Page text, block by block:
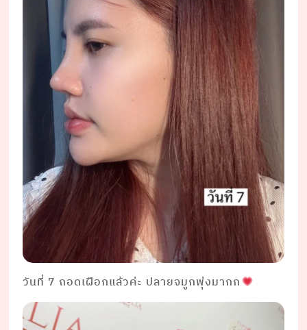
วันที่ 7 ถอดเฝือกแล้วค่ะ ปลายจมูกพุ่งมากก